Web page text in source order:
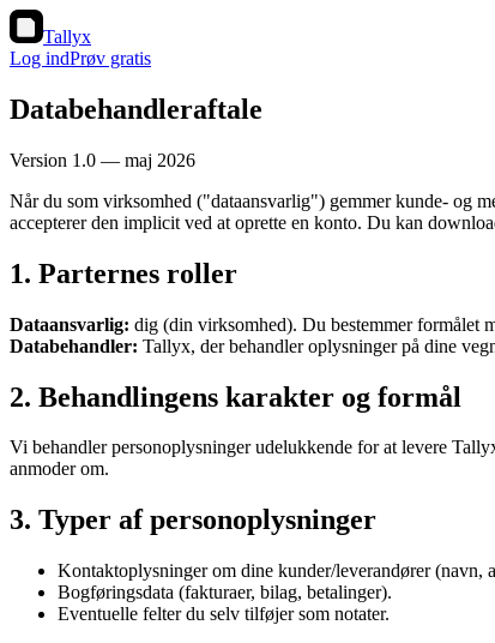
Tallyx
Log indPrøv gratis
Databehandleraftale
Version 1.0 — maj 2026
Når du som virksomhed ("dataansvarlig") gemmer kunde- og
accepterer den implicit ved at oprette en konto. Du kan
1. Parternes roller
Dataansvarlig: dig (din virksomhed). Du bestemmer formålet
Databehandler: Tallyx, der behandler oplysninger på dine
2. Behandlingens karakter og formål
Vi behandler personoplysninger udelukkende for at levere
anmoder om.
3. Typer af personoplysninger
Kontaktoplysninger om dine kunder/leverandører (navn,
Bogføringsdata (fakturaer, bilag, betalinger).
Eventuelle felter du selv tilføjer som notater.